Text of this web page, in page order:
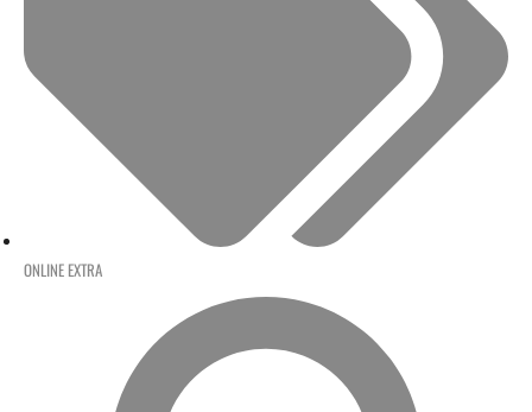
ONLINE EXTRA